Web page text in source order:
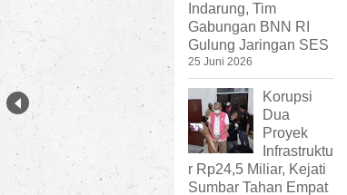
Indarung, Tim
Gabungan BNN RI
Gulung Jaringan SES
25 Juni 2026
Korupsi
Dua
Proyek
Infrastruktu
r Rp24,5 Miliar, Kejati
Sumbar Tahan Empat